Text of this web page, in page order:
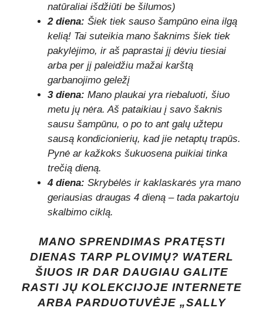
natūraliai išdžiūti be šilumos)
2 diena: Šiek tiek sauso šampūno eina ilgą
kelią! Tai suteikia mano šaknims šiek tiek
pakylėjimo, ir aš paprastai jį dėviu tiesiai
arba per jį paleidžiu mažai karštą
garbanojimo geležį
3 diena: Mano plaukai yra riebaluoti, šiuo
metu jų nėra. Aš pataikiau į savo šaknis
sausu šampūnu, o po to ant galų užtepu
sausą kondicionierių, kad jie netaptų trapūs.
Pynė ar kažkoks šukuosena puikiai tinka
trečią dieną.
4 diena: Skrybėlės ir kaklaskarės yra mano
geriausias draugas 4 dieną – tada pakartoju
skalbimo ciklą.
MANO SPRENDIMAS PRATĘSTI
DIENAS TARP PLOVIMŲ? WATERL
ŠIUOS IR DAR DAUGIAU GALITE
RASTI JŲ KOLEKCIJOJE INTERNETE
ARBA PARDUOTUVĖJE „SALLY